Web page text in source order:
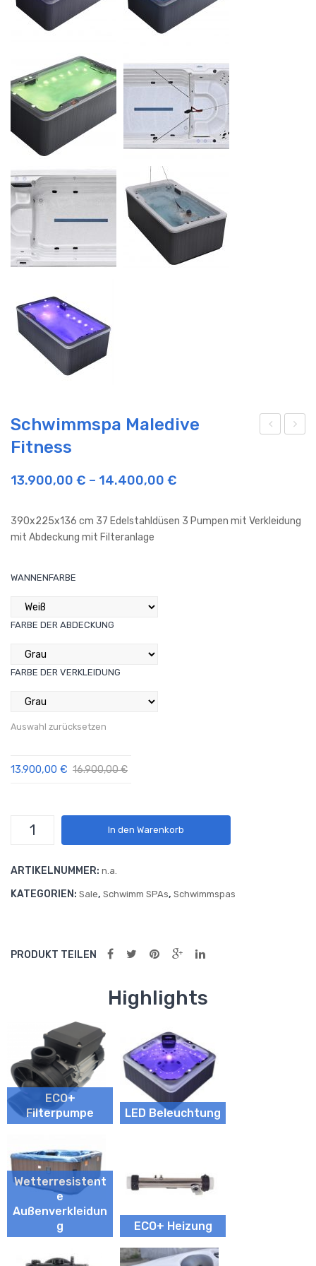
Mau
Ma
Schwimmspa Maledive
Fitness
13.900,00 € – 14.400,00 €
390x225x136 cm 37 Edelstahldüsen 3 Pumpen mit Verkleidung
mit Abdeckung mit Filteranlage
WANNENFARBE
FARBE DER ABDECKUNG
FARBE DER VERKLEIDUNG
Auswahl zurücksetzen
16.900,00€
13.900,00 €
Schwimmspa
Menge
In den Warenkorb
ARTIKELNUMMER: n.a.
KATEGORIEN: Sale, Schwimm SPAs, Schwimmspas
PRODUKT TEILEN
Highlights
ECO+
Filterpumpe
LED Beleuchtung
Wetterresistent
e
Außenverkleidun
g
ECO+ Heizung